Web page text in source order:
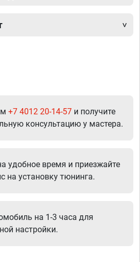
+7 4012 20-14-57 и получите
консультацию у мастера.
удобное время и приезжайте
на установку тюнинга.
на 1-3 часа для
настройки.